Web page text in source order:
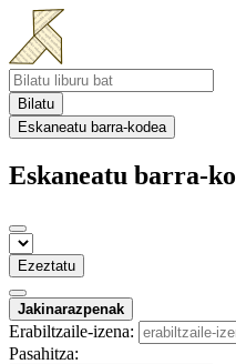
Bilatu
Eskaneatu barra-kodea
Eskaneatu barra-
Ezeztatu
Jakinarazpenak
Erabiltzaile-izena:
Pasahitza: